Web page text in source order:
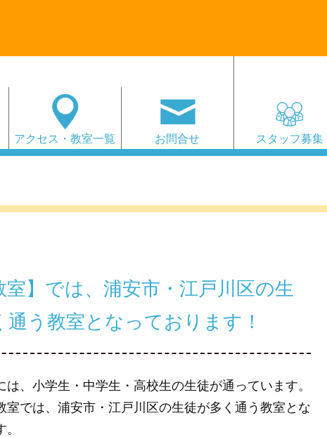
アクセス・教室一覧 お問合せ スタッフ募集
室】では、浦安市・江戸川区の生
通う教室となっております！
は、小学生・中学生・高校生の生徒が通っています。
室では、浦安市・江戸川区の生徒が多く通う教室とな